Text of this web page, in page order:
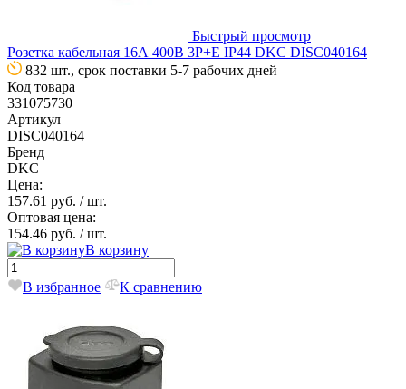
Быстрый просмотр
Розетка кабельная 16А 400В 3P+E IP44 DKC DISC040164
832 шт., срок поставки 5-7 рабочих дней
Код товара
331075730
Артикул
DISC040164
Бренд
DKC
Цена:
157.61 руб. / шт.
Оптовая цена:
154.46 руб. / шт.
В корзину
В избранное К сравнению